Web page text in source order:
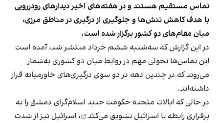
تماس مستقیم هستند و در هفته‌های اخیر دیدارهای رودررویی
با هدف کاهش تنش‌ها و جلوگیری از درگیری در مناطق مرزی،
میان مقام‌های دو کشور برگزار شده است.
در این گزارش که سه‌شنبه ششم خرداد منتشر شد، آمده است
این تماس‌ها تحولی مهم در روابط میان دو کشوری به‌شمار
می‌روند که در چندین دهه در دو سوی درگیری‌های خاورمیانه قرار
داشته‌اند.
در حالی که ایالات متحده حکومت جدید اسلام‌گرای دمشق را به
برقراری رابطه با اسرائیل تشویق می‌کند
، اسرائیل نیز از شدت